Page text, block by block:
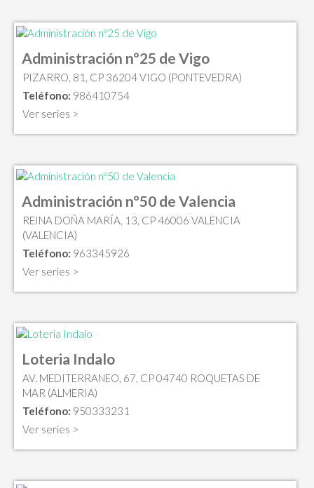
Administración nº25 de Vigo
PIZARRO, 81, CP 36204 VIGO (PONTEVEDRA)
Teléfono: 986410754
Ver series >
Administración nº50 de Valencia
REINA DOÑA MARÍA, 13, CP 46006 VALENCIA
(VALENCIA)
Teléfono: 963345926
Ver series >
Loteria Indalo
AV. MEDITERRANEO, 67, CP 04740 ROQUETAS DE
MAR (ALMERIA)
Teléfono: 950333231
Ver series >